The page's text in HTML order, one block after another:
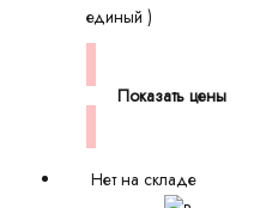
единый )
Показать цены
Нет на складе